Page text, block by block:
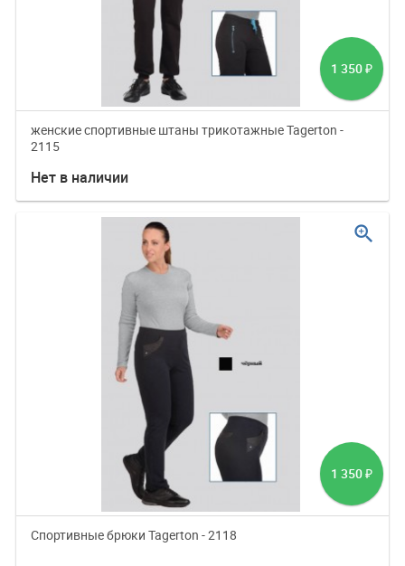
1 350 ₽
женские спортивные штаны трикотажные Tagerton -
2115
Нет в наличии
1 350 ₽
Спортивные брюки Tagerton - 2118
zoom_in